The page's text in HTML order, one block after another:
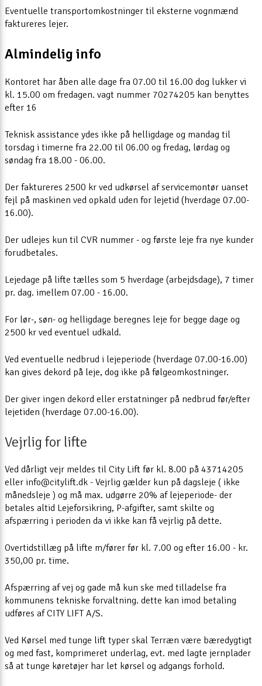
Eventuelle transportomkostninger til eksterne vognmænd
faktureres lejer.
Almindelig info
Kontoret har åben alle dage fra 07.00 til 16.00 dog lukker vi
kl. 15.00 om fredagen. vagt nummer 70274205 kan benyttes
efter 16
Teknisk assistance ydes ikke på helligdage og mandag til
torsdag i timerne fra 22.00 til 06.00 og fredag, lørdag og
søndag fra 18.00 - 06.00.
Der faktureres 2500 kr ved udkørsel af servicemontør uanset
fejl på maskinen ved opkald uden for lejetid (hverdage 07.00-
16.00).
Der udlejes kun til CVR nummer - og første leje fra nye kunder
forudbetales.
Lejedage på lifte tælles som 5 hverdage (arbejdsdage), 7 timer
pr. dag. imellem 07.00 - 16.00.
For lør-, søn- og helligdage beregnes leje for begge dage og
2500 kr ved eventuel udkald.
Ved eventuelle nedbrud i lejeperiode (hverdage 07.00-16.00)
kan gives dekord på leje, dog ikke på følgeomkostninger.
Der giver ingen dekord eller erstatninger på nedbrud før/efter
lejetiden (hverdage 07.00-16.00).
Vejrlig for lifte
Ved dårligt vejr meldes til City Lift før kl. 8.00 på 43714205
eller info@citylift.dk - Vejrlig gælder kun på dagsleje ( ikke
månedsleje ) og må max. udgørre 20% af lejeperiode- der
betales altid Lejeforsikring, P-afgifter, samt skilte og
afspærring i perioden da vi ikke kan få vejrlig på dette.
Overtidstillæg på lifte m/fører før kl. 7.00 og efter 16.00 - kr.
350,00 pr. time.
Afspærring af vej og gade må kun ske med tilladelse fra
kommunens tekniske forvaltning. dette kan imod betaling
udføres af CITY LIFT A/S.
Ved Kørsel med tunge lift typer skal Terræn være bæredygtigt
og med fast, komprimeret underlag, evt. med lagte jernplader
så at tunge køretøjer har let kørsel og adgangs forhold.